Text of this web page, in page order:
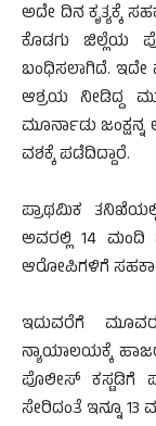
ಅದೇ ದಿನ
ಕೊಡಗು ಜಿಲ್ಲೆಯ
ಬಂಧಿಸಲಾಗಿದೆ. ಇದೇ
ಆಶ್ರಯ ನೀಡಿದ್ದ
ಮೂರ್ನಾಡು
ವಶಕ್ಕೆ ಪಡೆದಿದ್ದಾರೆ.
ಪ್ರಾಥಮಿಕ
ಅವರಲ್ಲಿ 14 ಮಂದಿ
ಆರೋಪಿಗಳಿಗೆ
ಇದುವರೆಗೆ
ನ್ಯಾಯಾಲಯಕ್ಕೆ
ಪೊಲೀಸ್ ಕಸ್ಟಡಿಗೆ
ಸೇರಿದಂತೆ ಇನ್ನೂ